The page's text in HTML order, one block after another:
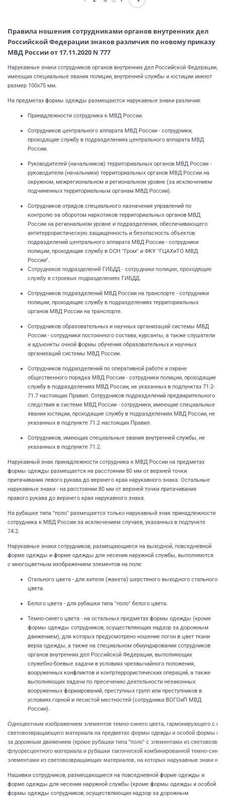
Правила ношения сотрудниками органов внутренних дел
Российской Федерации знаков различия по новому приказу
МВД России от 17.11.2020 N 777
Нарукавные знаки сотрудников органов внутренних дел Российской Федерации,
имеющих специальные звания полиции, внутренней службы и юстиции имеют
размер 100x75 мм.
На предметах формы одежды размещаются нарукавные знаки различия:
Принадлежности сотрудника к МВД России.
Сотрудников центрального аппарата МВД России - сотрудники,
проходящие службу в подразделениях центрального аппарата МВД
России.
Руководителей (начальников) территориальных органов МВД России -
руководители (начальники) территориальных органов МВД России на
окружном, межрегиональном и региональном уровне (за исключением
подчиненных территориальным органам МВД России).
Сотрудников отрядов специального назначения управлений по
контролю за оборотом наркотиков территориальных органов МВД
России на региональном уровне и подразделения, обеспечивающего
антитеррористическую защищенность и безопасность объектов
подразделений центрального аппарата МВД России - сотрудники
полиции, проходящие службу в ОСН "Гром" и ФКУ "ГЦАХиТО МВД
России".
Сотрудников подразделений ГИБДД - сотрудники полиции, проходящие
службу в строевых подразделениях ГИБДД.
Сотрудников подразделений МВД России на транспорте - сотрудники
полиции, проходящие службу в подразделениях территориальных
органов МВД России на транспорте.
Сотрудников образовательных и научных организаций системы МВД
России - сотрудники постоянного состава, курсанты, а также слушатели
и адъюнкты очной формы обучения образовательных и научных
организаций системы МВД России.
Сотрудников подразделений по оперативной работе и охране
общественного порядка МВД России - сотрудники полиции, проходящие
службу в подразделениях МВД России, не указанных в подпунктах 71.2-
71.7 настоящих Правил. Сотрудников подразделений предварительного
следствия в системе МВД России - сотрудники, имеющие специальные
звания юстиции, проходящие службу в подразделениях МВД России, не
указанных в подпункте 71.2 настоящих Правил.
Сотрудников, имеющих специальные звания внутренней службы, не
указанных в подпункте 71.2.
Нарукавный знак принадлежности сотрудника к МВД России на предметах
формы одежды размещается на расстоянии 80 мм от верхней точки
притачивания левого рукава до верхнего края нарукавного знака. Остальные
нарукавные знаки - на расстоянии 80 мм от верхней точки притачивания
правого рукава до верхнего края нарукавного знака.
На рубашке типа "поло" размещается только нарукавный знак принадлежности
сотрудника к МВД России за исключением случаев, указанных в подпункте
74.2.
Нарукавные знаки сотрудников, размещающиеся на выходной, повседневной
форме одежды и форме одежды для несения наружной службы, выполняются
с многоцветным изображением элементов на поле:
Стального цвета - для кителя (жакета) шерстяного выходного стального
цвета.
Белого цвета - для рубашки типа "поло" белого цвета.
Темно-синего цвета - на остальных предметах формы одежды (кроме
формы одежды сотрудников, осуществляющих надзор за дорожным
движением), для которых предусмотрено ношение погон в цвет ткани
верха одежды, а также на специальном обмундировании сотрудников
органов внутренних дел Российской Федерации, выполняющих
служебно-боевые задачи в условиях чрезвычайного положения,
вооруженных конфликтов и контртеррористических операций, а также
выполняющих задачи по пресечению деятельности незаконных
вооруженных формирований, преступных групп или преступников в
условиях горной и лесистой местностей (сотрудники ВОГОиП МВД
России).
Одноцветным изображением элементов темно-синего цвета, гармонирующего с
световозвращающего материала на предметах формы одежды и особой формы
за дорожным движением (кроме рубашки типа "поло" с элементами из
флуоресцентного материала и рубашки тактической комбинированной темно-
элементами из световозвращающих материалов, на которых нарукавные знаки не
Нашивки сотрудников, размещающиеся на повседневной форме одежды и
форме одежды для несения наружной службы (кроме формы одежды и особой
формы одежды сотрудников, осуществляющих надзор за дорожным